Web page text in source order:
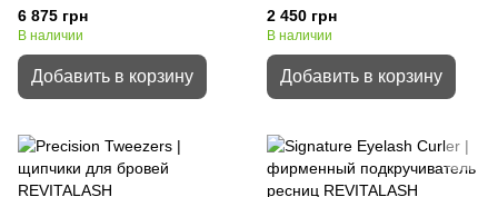
6 875 грн
В наличии
Добавить в корзину
2 450 грн
В наличии
Добавить в корзину